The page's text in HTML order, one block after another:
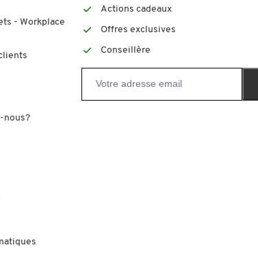
- Workplace
nous?
Actions cadeaux
Offres exclusives
Conseillère